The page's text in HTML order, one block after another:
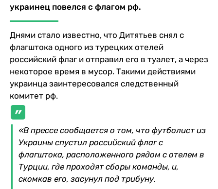
украинец повелся с флагом рф.
Днями стало известно, что Дитятьев снял с
флагштока одного из турецких отелей
российский флаг и отправил его в туалет, а через
некоторое время в мусор. Такими действиями
украинца заинтересовался следственный
комитет рф.
«В прессе сообщается о том, что футболист из
Украины спустил российский флаг с
флагштока, расположенного рядом с отелем в
Турции, где проходят сборы команды, и,
скомкав его, засунул под трибуну.